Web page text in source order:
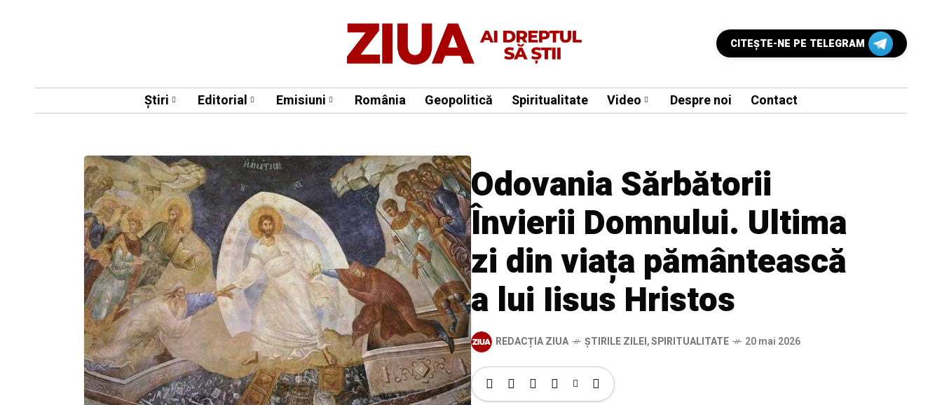
CITEŞTE-NE PE TELEGRAM
Știri Editorial Emisiuni România Geopolitică Spiritualitate Video Despre noi Contact
Odovania Sărbătorii
Învierii Domnului. Ultima
zi din viața pământească
a lui Iisus Hristos
REDACȚIA ZIUA ȘTIRILE ZILEI,SPIRITUALITATE 20 mai 2026